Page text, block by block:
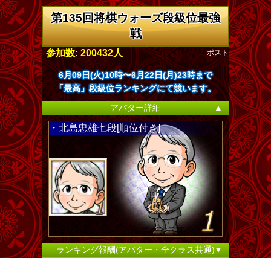
第135回将棋ウォーズ段級位最強
戦
ポスト
参加数: 200432人
6月09日(火)10時〜6月22日(月)23時まで
「最高」段級位ランキングにて競います。
アバター詳細
▲
・北島忠雄七段[順位付き]
ランキング報酬(アバター・全クラス共通)▼